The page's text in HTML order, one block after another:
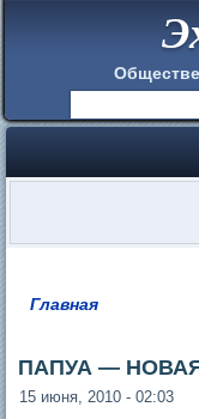
Главная
ПАПУА —
15 июня, 2010 - 02:03